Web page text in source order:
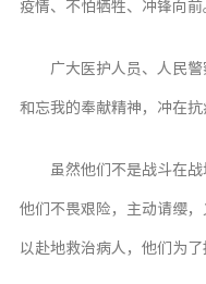
疫情、不怕牺牲、冲锋向前
广大医护人员、人民
和忘我的奉献精神，冲在
虽然他们不是战斗在
他们不畏艰险，主动请缨
以赴地救治病人，他们为
足迹
关于我